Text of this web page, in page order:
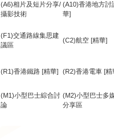
(A6)相片及短片分享/
攝影技術
(A10)香港地方討
華]
(F1)交通路線集思建
議區
(C2)航空 [精華]
(R1)香港鐵路 [精華] (R2)香港電車 [精
(M1)小型巴士綜合討
論
(M2)小型巴士多
分享區